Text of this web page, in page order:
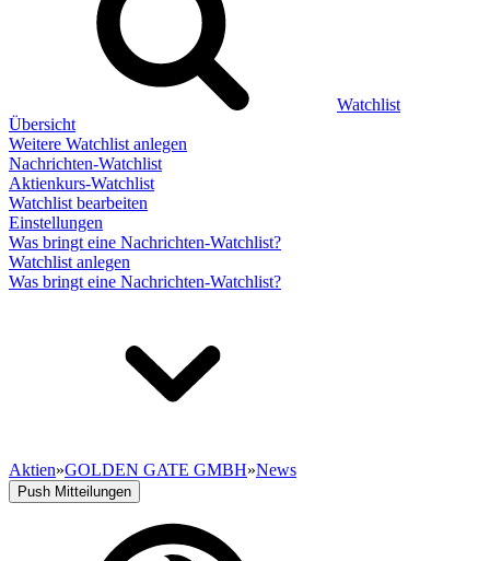
Watchlist
Übersicht
Weitere Watchlist anlegen
Nachrichten-Watchlist
Aktienkurs-Watchlist
Watchlist bearbeiten
Einstellungen
Was bringt eine Nachrichten-Watchlist?
Watchlist anlegen
Was bringt eine Nachrichten-Watchlist?
Aktien»GOLDEN GATE GMBH»News
Push Mitteilungen